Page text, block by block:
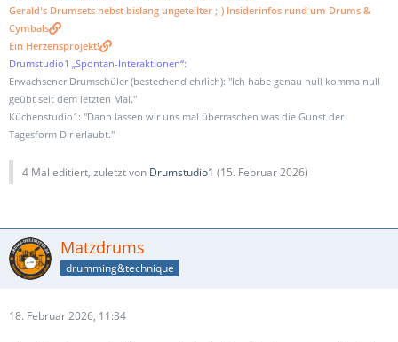
Gerald's Drumsets nebst bislang ungeteilter ;-) Insiderinfos rund um Drums &
Cymbals
Ein Herzensprojekt!
Drumstudio1 „Spontan-Interaktionen“:
Erwachsener Drumschüler (bestechend ehrlich): "Ich habe genau null komma null
geübt seit dem letzten Mal."
Küchenstudio1: "Dann lassen wir uns mal überraschen was die Gunst der
Tagesform Dir erlaubt."
4 Mal editiert, zuletzt von Drumstudio1 (15. Februar 2026)
Matzdrums
drumming&technique
18. Februar 2026, 11:34